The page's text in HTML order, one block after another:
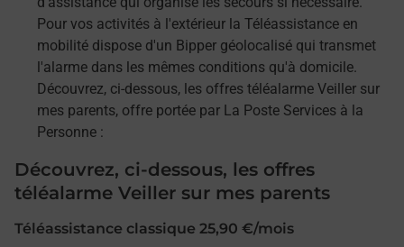
Pour vos activités à l'extérieur la Téléassistance en
mobilité dispose d'un Bipper géolocalisé qui transmet
l'alarme dans les mêmes conditions qu'à domicile.
Découvrez, ci-dessous, les offres téléalarme Veiller sur
mes parents, offre portée par La Poste Services à la
Personne :
Découvrez, ci-dessous, les offres
téléalarme Veiller sur mes parents
Téléassistance classique 25,90 €/mois